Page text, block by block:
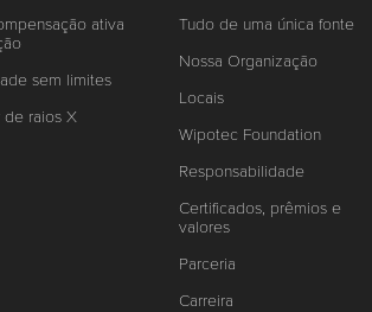
ativa
sem limites
raios X
Tudo de uma única fonte
Nossa Organização
Locais
Wipotec Foundation
Responsabilidade
Certificados, prêmios e
valores
Parceria
Carreira